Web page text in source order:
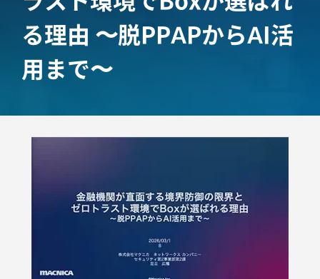
る理由 〜脱PPAPからAI活
用まで〜